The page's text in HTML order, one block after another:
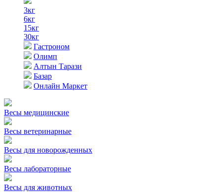
3кг
6кг
15кг
30кг
Гастроном
Олимп
Алтын Тарази
Базар
Онлайн Маркет
Весы медицинские
Весы ветеринарные
Весы для новорожденных
Весы лабораторные
Весы для животных